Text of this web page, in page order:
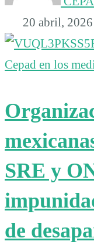
20 abril, 2026
Cepad en los
SRE y
de